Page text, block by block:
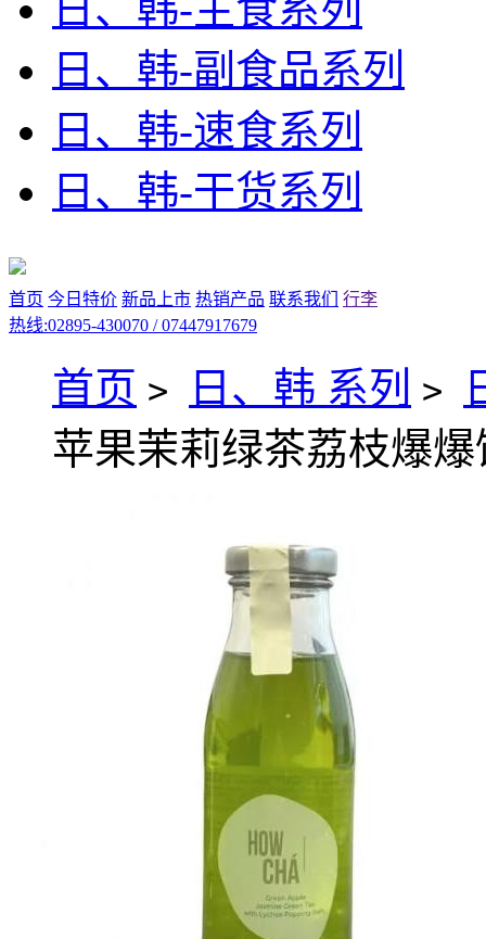
日、韩-副食品系列
日、韩-速食系列
日、韩-干货系列
首页 今日特价 新品上市 热销产品 联系我们
行李
热线:02895-430070 / 07447917679
首页 > 日、韩 系列 >
苹果茉莉绿茶荔枝爆爆